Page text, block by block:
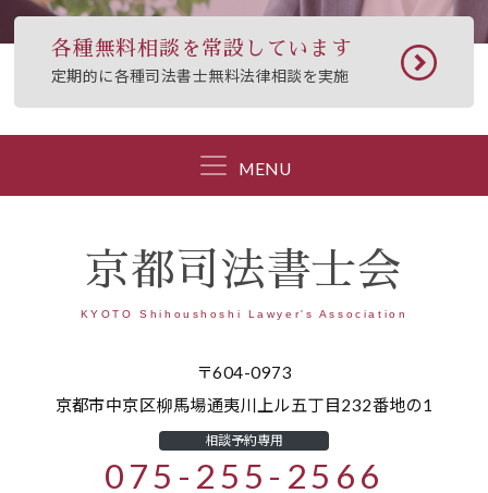
各種無料相談を常設しています
定期的に各種司法書士無料法律相談を実施
MENU
京都司法書士会
KYOTO Shihoushoshi Lawyer's Association
〒604-0973
京都市中京区柳馬場通夷川上ル五丁目232番地の1
相談予約専用
075-255-2566